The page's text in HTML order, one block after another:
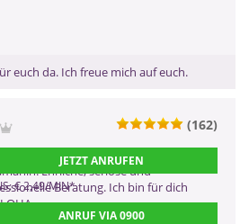
euch da. Ich freue mich auf euch.
(162)
JETZT ANRUFEN
€ 2,49/MIN*
ANRUF VIA 0900
0900 899 44 55 - 660
(2,99 €/Min)
0900 52 82 58 - 660
(2,17 €/Min ggf. abweichend aus dem
Mobilfunk)
Kartenmedium HUNA-
Ehrliche, seriöse und
Beratung. Ich bin für dich